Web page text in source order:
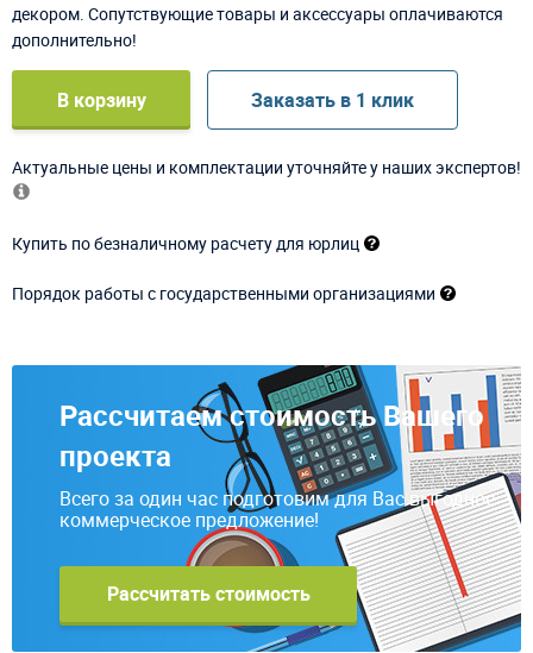
декором. Сопутствующие товары и аксессуары оплачиваются
дополнительно!
В корзину Заказать в 1 клик
Актуальные цены и комплектации уточняйте у наших экспертов!
Купить по безналичному расчету для юрлиц
Порядок работы с государственными организациями
Рассчитаем стоимость Вашего
проекта
Всего за один час подготовим для Вас выгодное
коммерческое предложение!
Рассчитать стоимость